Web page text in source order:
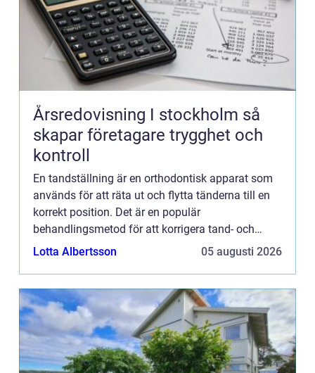
Årsredovisning I stockholm så
skapar företagare trygghet och
kontroll
En tandställning är en orthodontisk apparat som
används för att räta ut och flytta tänderna till en
korrekt position. Det är en populär
behandlingsmetod för att korrigera tand- och
käkfel, och är...
Lotta Albertsson 05 augusti 2026